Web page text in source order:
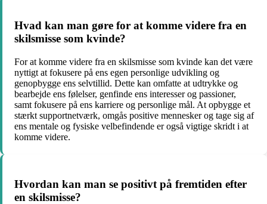
Hvad kan man gøre for at komme videre fra en
skilsmisse som kvinde?
For at komme videre fra en skilsmisse som kvinde kan det være
nyttigt at fokusere på ens egen personlige udvikling og
genopbygge ens selvtillid. Dette kan omfatte at udtrykke og
bearbejde ens følelser, genfinde ens interesser og passioner,
samt fokusere på ens karriere og personlige mål. At opbygge et
stærkt supportnetværk, omgås positive mennesker og tage sig af
ens mentale og fysiske velbefindende er også vigtige skridt i at
komme videre.
Hvordan kan man se positivt på fremtiden efter
en skilsmisse?